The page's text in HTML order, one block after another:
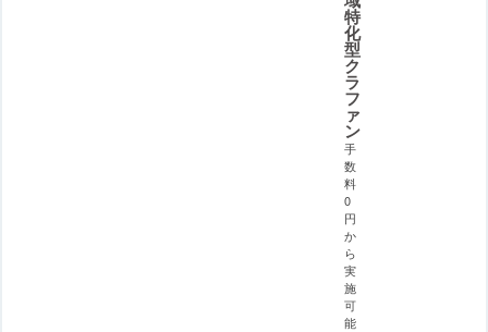
特
化
型
ク
ラ
フ
ァ
ン
手
数
料
0
円
か
ら
実
施
可
能